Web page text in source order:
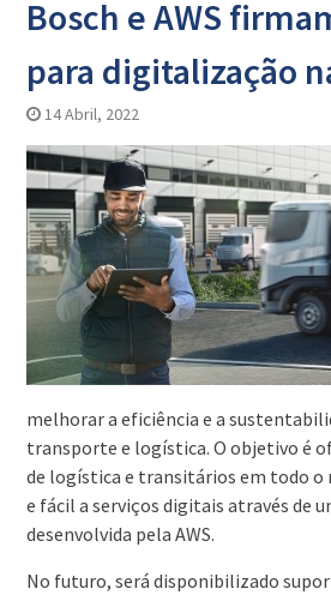
Bosch e AWS
para digitalização
14 Abril, 2022
melhorar a eficiência e a
transporte e logística. O objetivo é
de logística e transitários em todo o
e fácil a serviços digitais através de
desenvolvida pela AWS.
No futuro, será disponibilizado